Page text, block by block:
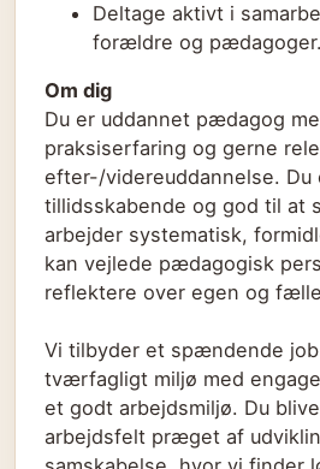
Deltage aktivt i
forældre og pædagoger.
Om dig
Du er uddannet pædagog
praksiserfaring og gerne
efter-/videreuddannelse.
tillidsskabende og god til at
arbejder systematisk,
kan vejlede pædagogisk
reflektere over egen og
Vi tilbyder et spændende
tværfagligt miljø med
et godt arbejdsmiljø. Du
arbejdsfelt præget af